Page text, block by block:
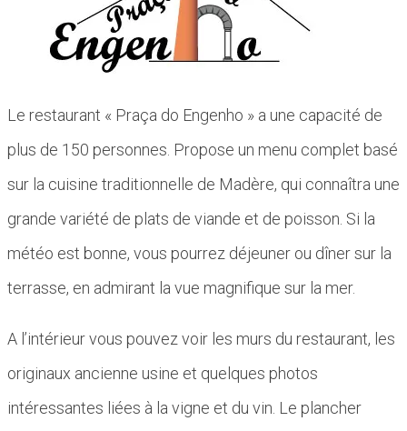
Le restaurant « Praça do Engenho » a une capacité de
plus de 150 personnes. Propose un menu complet basé
sur la cuisine traditionnelle de Madère, qui connaîtra une
grande variété de plats de viande et de poisson. Si la
météo est bonne, vous pourrez déjeuner ou dîner sur la
terrasse, en admirant la vue magnifique sur la mer.
A l’intérieur vous pouvez voir les murs du restaurant, les
originaux ancienne usine et quelques photos
intéressantes liées à la vigne et du vin. Le plancher